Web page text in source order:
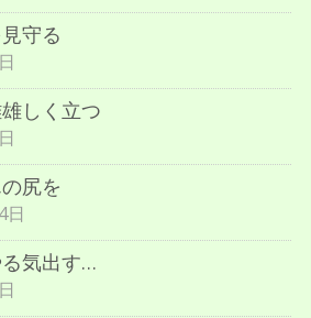
守る
しく立つ
尻を
日
気出す…